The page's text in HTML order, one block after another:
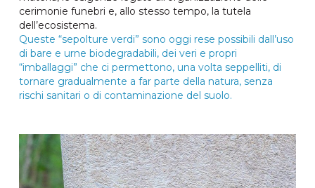
cerimonie funebri e, allo stesso tempo, la tutela
dell’ecosistema.
Queste “sepolture verdi” sono oggi rese possibili dall’uso
di bare e urne biodegradabili, dei veri e propri
“imballaggi” che ci permettono, una volta seppelliti, di
tornare gradualmente a far parte della natura, senza
rischi sanitari o di contaminazione del suolo.